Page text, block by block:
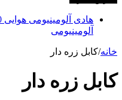
آلومینیومی
خانه/کابل زره دار
کابل زره دار